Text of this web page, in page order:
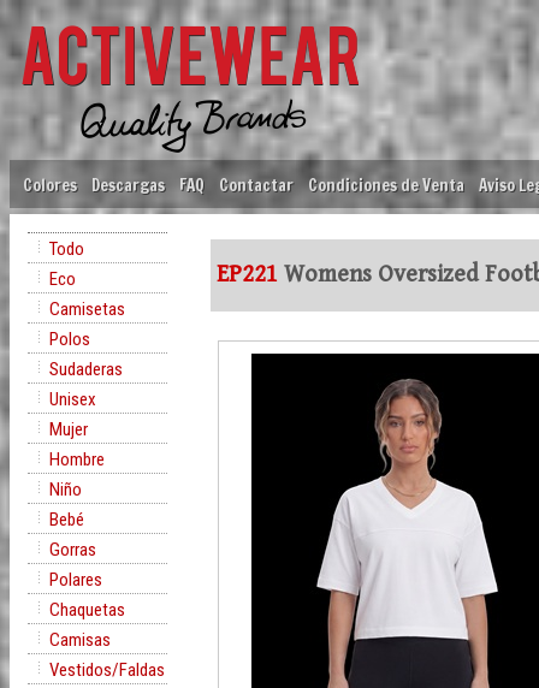
Colores Descargas FAQ Contactar Condiciones de Venta Aviso
Todo
Eco
Camisetas
Polos
Sudaderas
Unisex
Mujer
Hombre
Niño
Bebé
Gorras
Polares
Chaquetas
Camisas
Vestidos/Faldas
EP221 Womens Oversized